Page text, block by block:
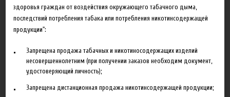
Добавить в сравнение
здоровья граждан от воздействия окружающего табачного дыма,
последствий потребления табака или потребления никотинсодержащей
продукции":
Запрещена продажа табачных и никотиносодержащих изделий
несовершеннолетним (при получении заказов необходим документ,
удостоверяющий личность);
Запрещена дистанционная продажа никотинсодержащей продукции;